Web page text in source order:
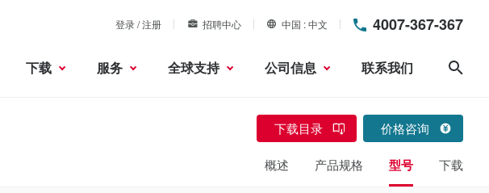
登录 / 注册 招聘中心 中国 中文 4007-367-367
下载 服务 全球支持 公司信息 联系我们
下载目录 价格咨询
概述 产品规格 型号 下载